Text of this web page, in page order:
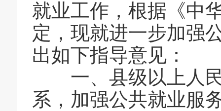
就业工作，根据《中
定，现就进一步加强
出如下指导意见：
一、县级以上人民
系，加强公共就业服